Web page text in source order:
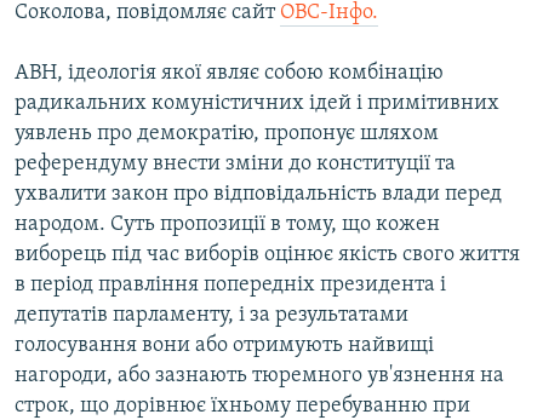
Соколова, повідомляє сайт ОВС-Інфо.
АВН, ідеологія якої являє собою комбінацію
радикальних комуністичних ідей і примітивних
уявлень про демократію, пропонує шляхом
референдуму внести зміни до конституції та
ухвалити закон про відповідальність влади перед
народом. Суть пропозиції в тому, що кожен
виборець під час виборів оцінює якість свого життя
в період правління попередніх президента і
депутатів парламенту, і за результатами
голосування вони або отримують найвищі
нагороди, або зазнають тюремного ув'язнення на
строк, що дорівнює їхньому перебуванню при